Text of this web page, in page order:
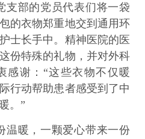
支部的党员代表们将一袋
的衣物郑重地交到通用环
士长手中。精神医院的医
份特殊的礼物，并对外科
感谢：“这些衣物不仅暖
行动帮助患者感受到了中
。”
温暖，一颗爱心带来一份